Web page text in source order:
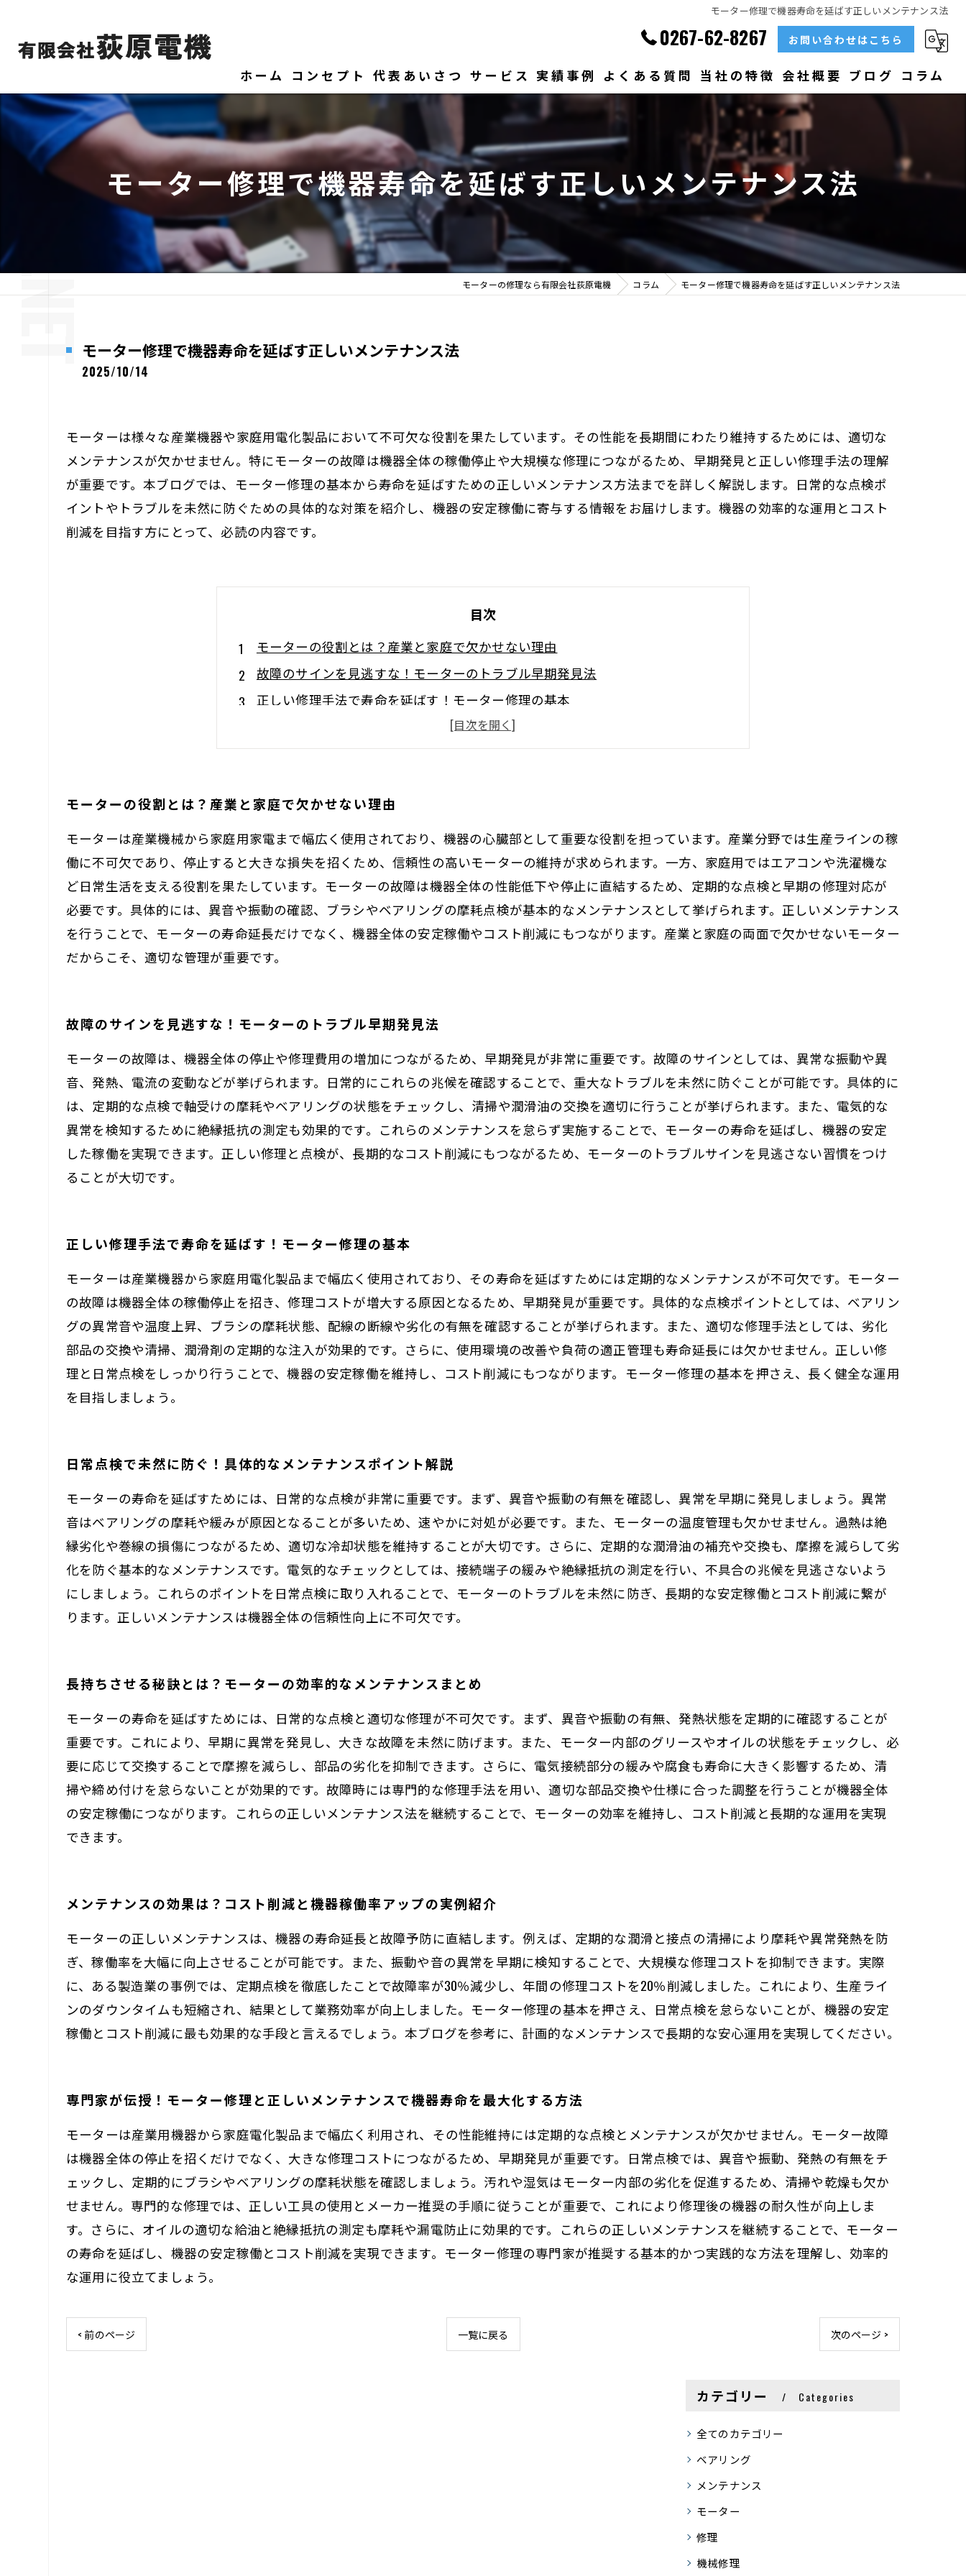
モーター修理で機器寿命を延ばす正しいメンテナンス法
0267-62-8267 お問い合わせはこちら
ホーム コンセプト 代表あいさつ サービス 実績事例 よくある質問 当社の特徴
ベアリング
大型
メンテナンス
販売
会社概要 ブログ コラム
モーター修理で機器寿命を延ばす正しいメンテナンス法
モーターの修理なら有限会社荻原電機 コラム モーター修理で機器寿命を延ばす正しいメンテナンス法
モーター修理で機器寿命を延ばす正しいメンテナンス法
2025/10/14
モーターは様々な産業機器や家庭用電化製品において不可欠な役割を果たしています。その性能を長期間にわたり維持するためには、適切な
メンテナンスが欠かせません。特にモーターの故障は機器全体の稼働停止や大規模な修理につながるため、早期発見と正しい修理手法の理解
が重要です。本ブログでは、モーター修理の基本から寿命を延ばすための正しいメンテナンス方法までを詳しく解説します。日常的な点検ポ
イントやトラブルを未然に防ぐための具体的な対策を紹介し、機器の安定稼働に寄与する情報をお届けします。機器の効率的な運用とコスト
削減を目指す方にとって、必読の内容です。
目次
モーターの役割とは？産業と家庭で欠かせない理由
故障のサインを見逃すな！モーターのトラブル早期発見法
正しい修理手法で寿命を延ばす！モーター修理の基本
日常点検で未然に防ぐ！具体的なメンテナンスポイント解説
長持ちさせる秘訣とは？モーターの効率的なメンテナンスまとめ
専門家が伝授！モーター修理と正しいメンテナンスで機器寿命を最大化する方法
モーターの役割とは？産業と家庭で欠かせない理由
モーターは産業機械から家庭用家電まで幅広く使用されており、機器の心臓部として重要な役割を担っています。産業分野では生産ラインの稼
働に不可欠であり、停止すると大きな損失を招くため、信頼性の高いモーターの維持が求められます。一方、家庭用ではエアコンや洗濯機な
ど日常生活を支える役割を果たしています。モーターの故障は機器全体の性能低下や停止に直結するため、定期的な点検と早期の修理対応が
必要です。具体的には、異音や振動の確認、ブラシやベアリングの摩耗点検が基本的なメンテナンスとして挙げられます。正しいメンテナンス
を行うことで、モーターの寿命延長だけでなく、機器全体の安定稼働やコスト削減にもつながります。産業と家庭の両面で欠かせないモーター
だからこそ、適切な管理が重要です。
故障のサインを見逃すな！モーターのトラブル早期発見法
モーターの故障は、機器全体の停止や修理費用の増加につながるため、早期発見が非常に重要です。故障のサインとしては、異常な振動や異
音、発熱、電流の変動などが挙げられます。日常的にこれらの兆候を確認することで、重大なトラブルを未然に防ぐことが可能です。具体的に
は、定期的な点検で軸受けの摩耗やベアリングの状態をチェックし、清掃や潤滑油の交換を適切に行うことが挙げられます。また、電気的な
異常を検知するために絶縁抵抗の測定も効果的です。これらのメンテナンスを怠らず実施することで、モーターの寿命を延ばし、機器の安定
した稼働を実現できます。正しい修理と点検が、長期的なコスト削減にもつながるため、モーターのトラブルサインを見逃さない習慣をつけ
ることが大切です。
正しい修理手法で寿命を延ばす！モーター修理の基本
モーターは産業機器から家庭用電化製品まで幅広く使用されており、その寿命を延ばすためには定期的なメンテナンスが不可欠です。モーター
の故障は機器全体の稼働停止を招き、修理コストが増大する原因となるため、早期発見が重要です。具体的な点検ポイントとしては、ベアリン
グの異常音や温度上昇、ブラシの摩耗状態、配線の断線や劣化の有無を確認することが挙げられます。また、適切な修理手法としては、劣化
部品の交換や清掃、潤滑剤の定期的な注入が効果的です。さらに、使用環境の改善や負荷の適正管理も寿命延長には欠かせません。正しい修
理と日常点検をしっかり行うことで、機器の安定稼働を維持し、コスト削減にもつながります。モーター修理の基本を押さえ、長く健全な運用
を目指しましょう。
日常点検で未然に防ぐ！具体的なメンテナンスポイント解説
モーターの寿命を延ばすためには、日常的な点検が非常に重要です。まず、異音や振動の有無を確認し、異常を早期に発見しましょう。異常
音はベアリングの摩耗や緩みが原因となることが多いため、速やかに対処が必要です。また、モーターの温度管理も欠かせません。過熱は絶
縁劣化や巻線の損傷につながるため、適切な冷却状態を維持することが大切です。さらに、定期的な潤滑油の補充や交換も、摩擦を減らして劣
化を防ぐ基本的なメンテナンスです。電気的なチェックとしては、接続端子の緩みや絶縁抵抗の測定を行い、不具合の兆候を見逃さないよう
にしましょう。これらのポイントを日常点検に取り入れることで、モーターのトラブルを未然に防ぎ、長期的な安定稼働とコスト削減に繋が
ります。正しいメンテナンスは機器全体の信頼性向上に不可欠です。
長持ちさせる秘訣とは？モーターの効率的なメンテナンスまとめ
モーターの寿命を延ばすためには、日常的な点検と適切な修理が不可欠です。まず、異音や振動の有無、発熱状態を定期的に確認することが
重要です。これにより、早期に異常を発見し、大きな故障を未然に防げます。また、モーター内部のグリースやオイルの状態をチェックし、必
要に応じて交換することで摩擦を減らし、部品の劣化を抑制できます。さらに、電気接続部分の緩みや腐食も寿命に大きく影響するため、清
掃や締め付けを怠らないことが効果的です。故障時には専門的な修理手法を用い、適切な部品交換や仕様に合った調整を行うことが機器全体
の安定稼働につながります。これらの正しいメンテナンス法を継続することで、モーターの効率を維持し、コスト削減と長期的な運用を実現
できます。
メンテナンスの効果は？コスト削減と機器稼働率アップの実例紹介
モーターの正しいメンテナンスは、機器の寿命延長と故障予防に直結します。例えば、定期的な潤滑と接点の清掃により摩耗や異常発熱を防
ぎ、稼働率を大幅に向上させることが可能です。また、振動や音の異常を早期に検知することで、大規模な修理コストを抑制できます。実際
に、ある製造業の事例では、定期点検を徹底したことで故障率が30％減少し、年間の修理コストを20％削減しました。これにより、生産ライ
ンのダウンタイムも短縮され、結果として業務効率が向上しました。モーター修理の基本を押さえ、日常点検を怠らないことが、機器の安定
稼働とコスト削減に最も効果的な手段と言えるでしょう。本ブログを参考に、計画的なメンテナンスで長期的な安心運用を実現してください。
専門家が伝授！モーター修理と正しいメンテナンスで機器寿命を最大化する方法
モーターは産業用機器から家庭電化製品まで幅広く利用され、その性能維持には定期的な点検とメンテナンスが欠かせません。モーター故障
は機器全体の停止を招くだけでなく、大きな修理コストにつながるため、早期発見が重要です。日常点検では、異音や振動、発熱の有無をチ
ェックし、定期的にブラシやベアリングの摩耗状態を確認しましょう。汚れや湿気はモーター内部の劣化を促進するため、清掃や乾燥も欠か
せません。専門的な修理では、正しい工具の使用とメーカー推奨の手順に従うことが重要で、これにより修理後の機器の耐久性が向上しま
す。さらに、オイルの適切な給油と絶縁抵抗の測定も摩耗や漏電防止に効果的です。これらの正しいメンテナンスを継続することで、モーター
の寿命を延ばし、機器の安定稼働とコスト削減を実現できます。モーター修理の専門家が推奨する基本的かつ実践的な方法を理解し、効率的
な運用に役立てましょう。
< 前のページ 一覧に戻る 次のページ >
カテゴリー Categories
全てのカテゴリー
ベアリング
メンテナンス
モーター
修理
機械修理